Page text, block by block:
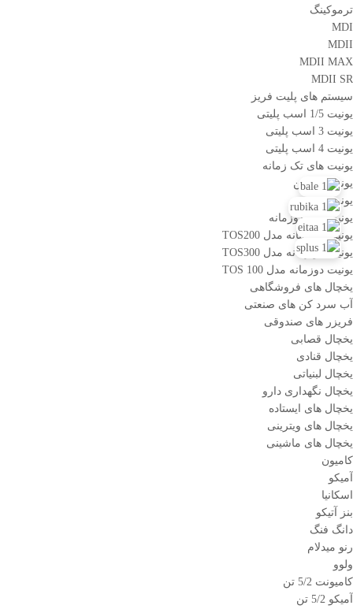
ترموکینگ
MDI
MDII
MDII MAX
MDII SR
سیستم های پلیت فریز
یونیت 1/5 اسب پلیتی
یونیت 3 اسب پلیتی
یونیت 4 اسب پلیتی
یونیت های تک زمانه
یونیت تک فن
یونیت دو فن
یونیت های دوزمانه
یونیت دو زمانه مدل TOS200
یونیت دو زمانه مدل TOS300
یونیت دوزمانه مدل TOS 100
یخچال های فروشگاهی
آب سرد کن های صنعتی
فریزر های صندوقی
یخچال قصابی
یخچال قنادی
یخچال لبنیاتی
یخچال نگهداری دارو
یخچال های ایستاده
یخچال های ویترینی
یخچال های ماشینی
کامیون
آمیکو
اسکانیا
بنز آتیکو
دانگ فنگ
رنو میدلام
ولوو
کامیونت 5/2 تن
آمیکو 5/2 تن